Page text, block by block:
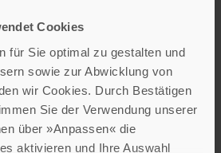
Cookies
für Sie optimal zu gestalten und
sowie zur Abwicklung von
wir Cookies. Durch Bestätigen
Sie der Verwendung unserer
über »Anpassen« die
aktivieren und Ihre Auswahl